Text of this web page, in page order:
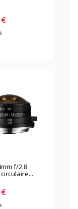
€
f/2.8
€